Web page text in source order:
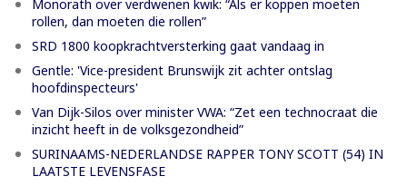
Monorath over verdwenen kwik: “Als er koppen moeten
rollen, dan moeten die rollen”
SRD 1800 koopkrachtversterking gaat vandaag in
Gentle: 'Vice-president Brunswijk zit achter ontslag
hoofdinspecteurs'
Van Dijk-Silos over minister VWA: “Zet een technocraat die
inzicht heeft in de volksgezondheid”
SURINAAMS-NEDERLANDSE RAPPER TONY SCOTT (54) IN
LAATSTE LEVENSFASE